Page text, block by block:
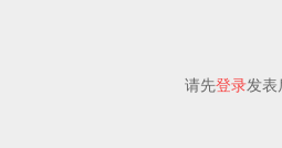
请先登录发表